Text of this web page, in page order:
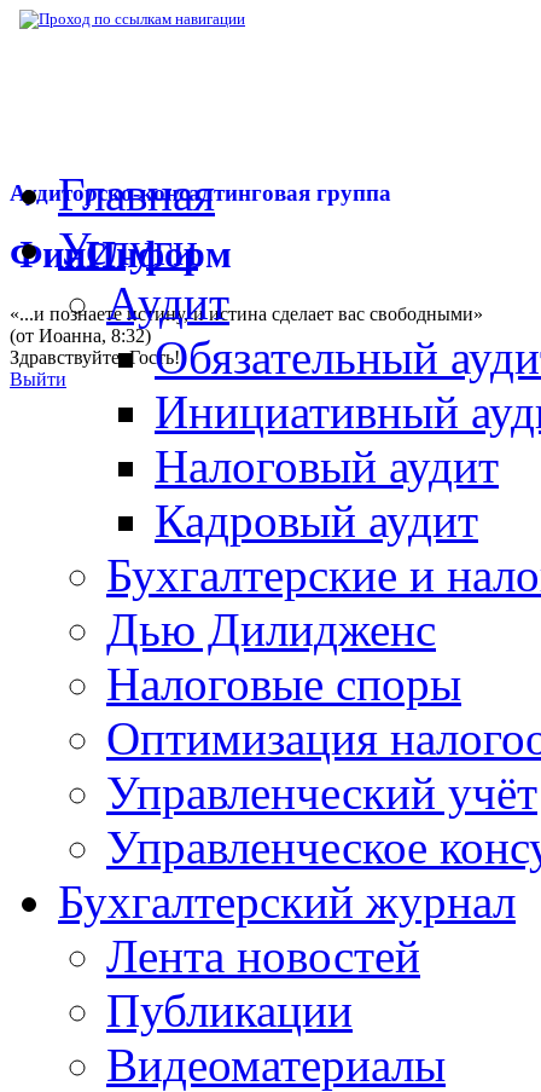
Аудиторско-консалтинговая группа
ФинИнформ
«...и познаете истину, и истина сделает вас свободными»
(от Иоанна, 8:32)
Здравствуйте,Гость!
Выйти
Главная
Услуги
Аудит
Обязательный
Инициативный
Налоговый аудит
Кадровый аудит
Бухгалтерские и
Дью Дилидженс
Налоговые споры
Оптимизация
Управленческий учёт
Управленческое
Бухгалтерский журнал
Лента новостей
Публикации
Видеоматериалы